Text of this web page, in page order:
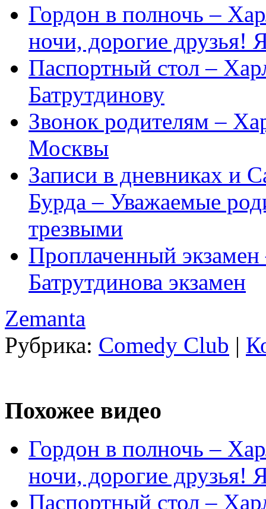
Гордон в полночь –
ночи, дорогие друзья!
Паспортный стол –
Батрутдинову
Звонок родителям –
Москвы
Записи в дневниках и
Бурда – Уважаемые
трезвыми
Проплаченный
Батрутдинова экзамен
Zemanta
Рубрика: Comedy Club |
Похожее видео
Гордон в полночь –
ночи, дорогие друзья!
Паспортный стол –